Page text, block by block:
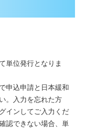
単位発行となりま
申込申請と日本緩和
。入力を忘れた方
インしてご入力くだ
認できない場合、単